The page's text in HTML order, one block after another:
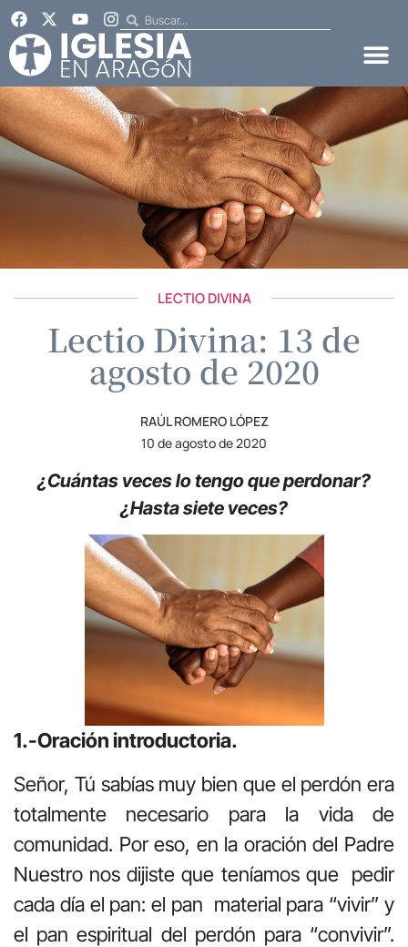
LECTIO DIVINA
Lectio Divina: 13 de
agosto de 2020
RAÚL ROMERO LÓPEZ
10 de agosto de 2020
¿Cuántas veces lo tengo que perdonar?
¿Hasta siete veces?
1.-Oración introductoria.
Señor, Tú sabías muy bien que el perdón era
totalmente necesario para la vida de
comunidad. Por eso, en la oración del Padre
Nuestro nos dijiste que teníamos que pedir
cada día el pan: el pan material para “vivir” y
el pan espiritual del perdón para “convivir”.